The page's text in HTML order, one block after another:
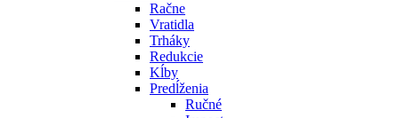
Račne
Vratidla
Trháky
Redukcie
Kĺby
Predĺženia
Ručné